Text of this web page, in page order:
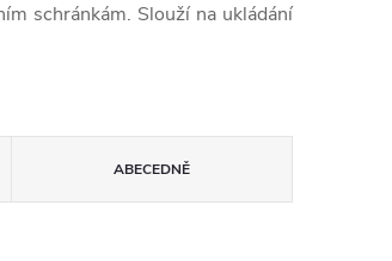
schránkám. Slouží na ukládání
ABECEDNĚ